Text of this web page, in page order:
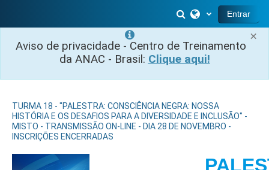
×
Aviso de privacidade - Centro de Treinamento
da ANAC - Brasil: Clique aqui!
Alternar entrada
Entrar
TURMA 18 - "PALESTRA: CONSCIÊNCIA NEGRA: NOSSA
HISTÓRIA E OS DESAFIOS PARA A DIVERSIDADE E INCLUSÃO" -
MISTO - TRANSMISSÃO ON-LINE - DIA 28 DE NOVEMBRO -
INSCRIÇÕES ENCERRADAS